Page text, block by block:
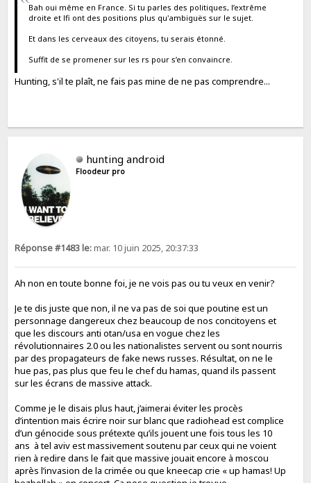
Bah oui même en France. Si tu parles des politiques, l’extrême
droite et lfi ont des positions plus qu'ambiguës sur le sujet.
Et dans les cerveaux des citoyens, tu serais étonné.
Suffit de se promener sur les rs pour s’en convaincre.
Hunting, s'il te plaît, ne fais pas mine de ne pas comprendre...
hunting android
Floodeur pro
Réponse #1483 le:mar. 10 juin 2025, 20:37:33
Ah non en toute bonne foi, je ne vois pas ou tu veux en venir?
Je te dis juste que non, il ne va pas de soi que poutine est un
personnage dangereux chez beaucoup de nos concitoyens et
que les discours anti otan/usa en vogue chez les
révolutionnaires 2.0 ou les nationalistes servent ou sont nourris
par des propagateurs de fake news russes. Résultat, on ne le
hue pas, pas plus que feu le chef du hamas, quand ils passent
sur les écrans de massive attack.
Comme je le disais plus haut, j’aimerai éviter les procès
d’intention mais écrire noir sur blanc que radiohead est complice
d’un génocide sous prétexte qu’ils jouent une fois tous les 10
ans à tel aviv est massivement soutenu par ceux qui ne voient
rien à redire dans le fait que massive jouait encore à moscou
après l’invasion de la crimée ou que kneecap crie « up hamas! Up